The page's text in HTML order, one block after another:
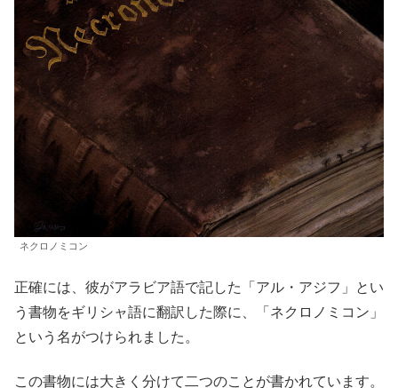
ネクロノミコン
正確には、彼がアラビア語で記した「アル・アジフ」とい
う書物をギリシャ語に翻訳した際に、「ネクロノミコン」
という名がつけられました。
この書物には大きく分けて二つのことが書かれています。